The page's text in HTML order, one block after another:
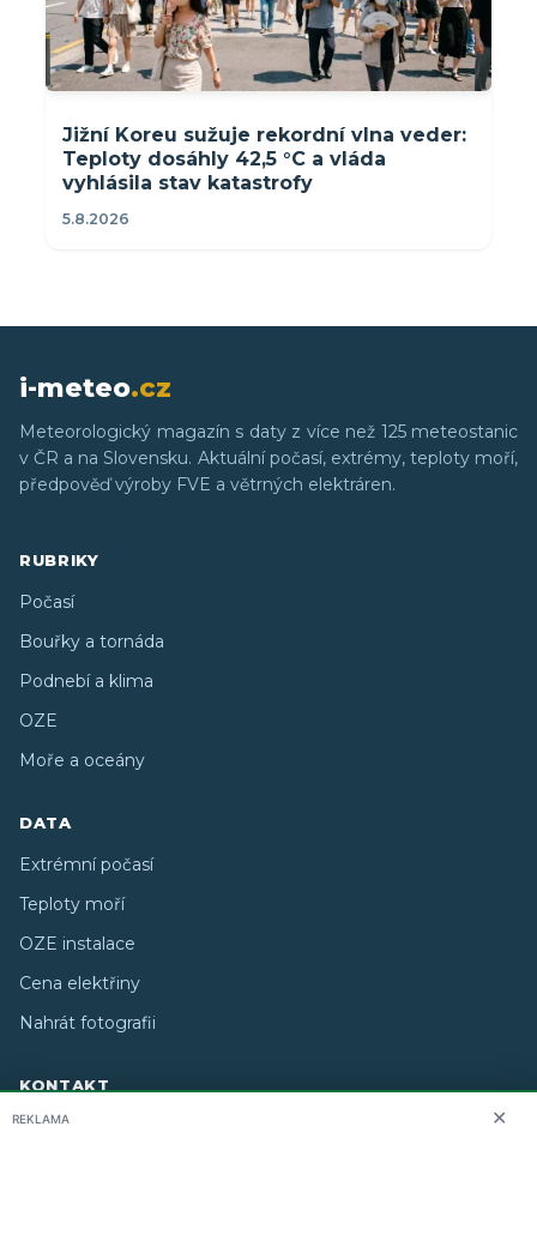
Jižní Koreu sužuje rekordní vlna veder:
Teploty dosáhly 42,5 °C a vláda
vyhlásila stav katastrofy
5.8.2026
i-meteo.cz
Meteorologický magazín s daty z více než 125 meteostanic
v ČR a na Slovensku. Aktuální počasí, extrémy, teploty moří,
předpověď výroby FVE a větrných elektráren.
RUBRIKY
Počasí
Bouřky a tornáda
Podnebí a klima
OZE
Moře a oceány
DATA
Extrémní počasí
Teploty moří
OZE instalace
Cena elektřiny
Nahrát fotografii
KONTAKT
O nás
REKLAMA ✕